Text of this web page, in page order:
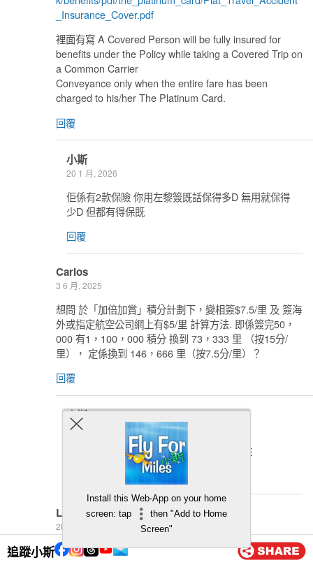
追蹤小斯
_Insurance_Cover.pdf
裡面有寫 A Covered Person will be fully insured for
benefits under the Policy while taking a Covered Trip on
a Common Carrier
Conveyance only when the entire fare has been
charged to his/her The Platinum Card.
回覆
小斯
20 1 月, 2026
佢係有2款保險 你用左黎簽既話保得多D 無用就保得
少D 但都有得保既
回覆
Carlos
3 6 月, 2025
想問 於「加倍加賞」積分計劃下，變相簽$7.5/里 及 簽海
外或指定航空公司網上有$5/里 計算方法. 即係簽完50，
000 有1，100，000 積分 換到 73，333 里 （按15分/
里）， 定係換到 146，666 里（按7.5分/里）？
回覆
小斯
5 6 月, 2025
你直接將積分除15就可以 呢個係FIX RATE
Lam
28 3 月, 2025
Hi, 巳成功申請，並巳於綱上購物（是否無指定消費
Install this Web-App on your home
screen: tap
then "Add to Home
Screen"